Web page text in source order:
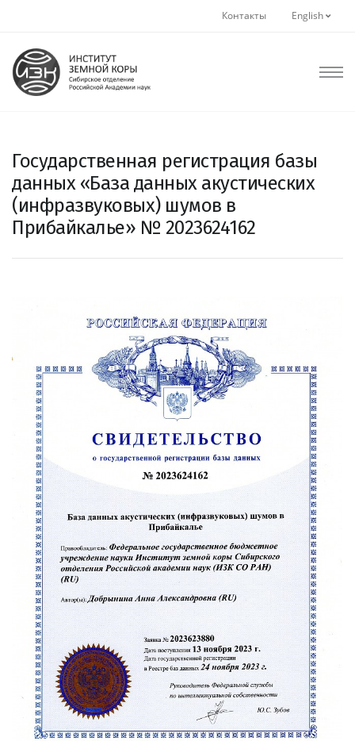
Контакты English
Государственная регистрация базы
данных «База данных акустических
(инфразвуковых) шумов в
Прибайкалье» № 2023624162